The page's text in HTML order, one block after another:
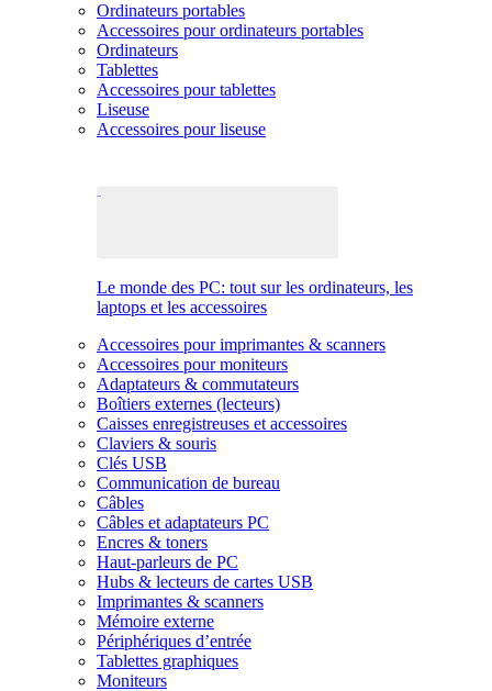
Ordinateurs portables
Accessoires pour ordinateurs portables
Ordinateurs
Tablettes
Accessoires pour tablettes
Liseuse
Accessoires pour liseuse
Le monde des PC: tout sur les ordinateurs, les
laptops et les accessoires
Accessoires pour imprimantes & scanners
Accessoires pour moniteurs
Adaptateurs & commutateurs
Boîtiers externes (lecteurs)
Caisses enregistreuses et accessoires
Claviers & souris
Clés USB
Communication de bureau
Câbles
Câbles et adaptateurs PC
Encres & toners
Haut-parleurs de PC
Hubs & lecteurs de cartes USB
Imprimantes & scanners
Mémoire externe
Périphériques d’entrée
Tablettes graphiques
Moniteurs